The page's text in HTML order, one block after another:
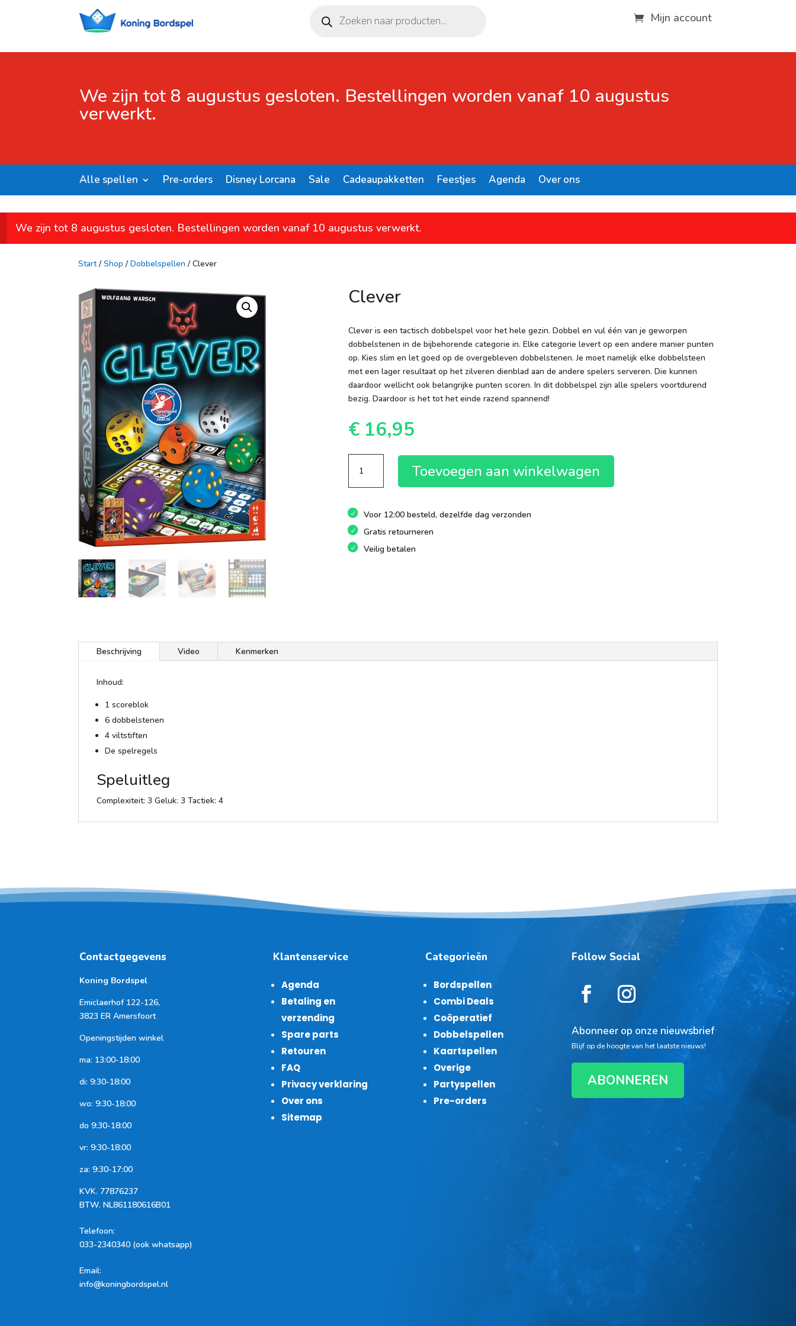
zoeken Mijn account
We zijn tot 8 augustus gesloten. Bestellingen worden vanaf 10 augustus
verwerkt.
Alle spellen Pre-orders Disney Lorcana Sale Cadeaupakketten Feestjes Agenda Over ons
We zijn tot 8 augustus gesloten. Bestellingen worden vanaf 10 augustus verwerkt.
Start/ Shop / Dobbelspellen / Clever
Clever
Clever is een tactisch dobbelspel voor het hele gezin. Dobbel en vul één van je geworpen
dobbelstenen in de bijbehorende categorie in. Elke categorie levert op een andere manier punten
op. Kies slim en let goed op de overgebleven dobbelstenen. Je moet namelijk elke dobbelsteen
met een lager resultaat op het zilveren dienblad aan de andere spelers serveren. Die kunnen
daardoor wellicht ook belangrijke punten scoren. In dit dobbelspel zijn alle spelers voortdurend
bezig. Daardoor is het tot het einde razend spannend!
€16,95
aantal
Toevoegen aan winkelwagen
Voor 12:00 besteld, dezelfde dag verzonden
Gratis retourneren
Veilig betalen
Beschrijving Video Kenmerken
Inhoud:
1 scoreblok
6 dobbelstenen
4 viltstiften
De spelregels
Speluitleg
Complexiteit: 3 Geluk: 3 Tactiek: 4
Contactgegevens
Koning Bordspel
Emiclaerhof 122-126,
3823 ER Amersfoort
Openingstijden winkel
ma: 13:00-18:00
di: 9:30-18:00
wo: 9:30-18:00
do 9:30-18:00
vr: 9:30-18:00
za: 9:30-17:00
KVK. 77876237
BTW. NL861180616B01
Telefoon:
033-2340340 (ook whatsapp)
Email:
info@koningbordspel.nl
Klantenservice
Agenda
Betaling en
verzending
Spare parts
Retouren
FAQ
Privacy verklaring
Over ons
Sitemap
Categorieën
Bordspellen
Combi Deals
Coöperatief
Dobbelspellen
Kaartspellen
Overige
Partyspellen
Pre-orders
Follow Social
Abonneer op onze nieuwsbrief
Blijf op de hoogte van het laatste nieuws!
ABONNEREN